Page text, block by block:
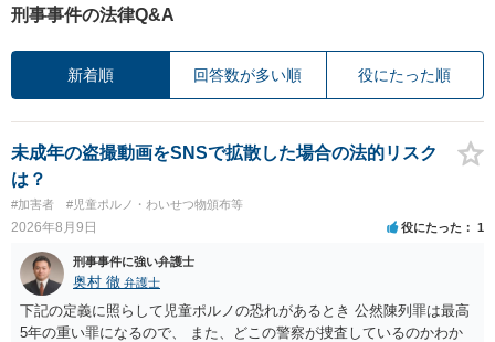
刑事事件の法律Q&A
新着順 回答数が多い順 役にたった順
未成年の盗撮動画をSNSで拡散した場合の法的リスク
は？
#加害者 #児童ポルノ・わいせつ物頒布等
2026年8月9日 役にたった 1
刑事事件に強い弁護士
奥村 徹 弁護士
下記の定義に照らして児童ポルノの恐れがあるとき 公然陳列罪は最高
5年の重い罪になるので、 また、どこの警察が捜査しているのかわか